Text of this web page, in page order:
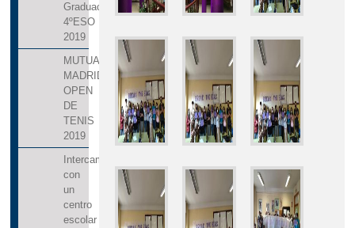
Graduación
4ºESO
2019
MUTUA
MADRID
OPEN
DE
TENIS
2019
Intercambio
con
un
centro
escolar